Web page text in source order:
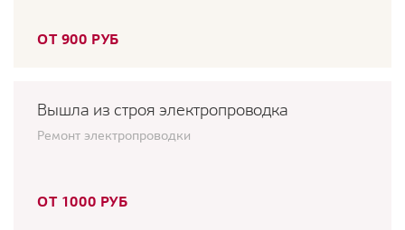
ОТ 900 РУБ
Вышла из строя электропроводка
Ремонт электропроводки
ОТ 1000 РУБ